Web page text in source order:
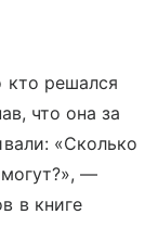
кто решался
что она за
«Сколько
—
в книге